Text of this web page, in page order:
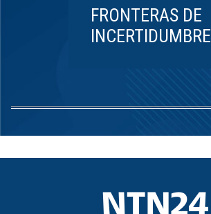
FRONTERAS DE
INCERTIDUMBRE
1
8